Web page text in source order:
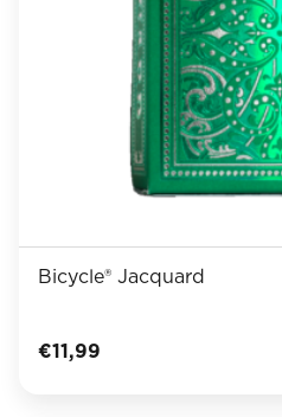
Bicycle® Jacquard
€11,99